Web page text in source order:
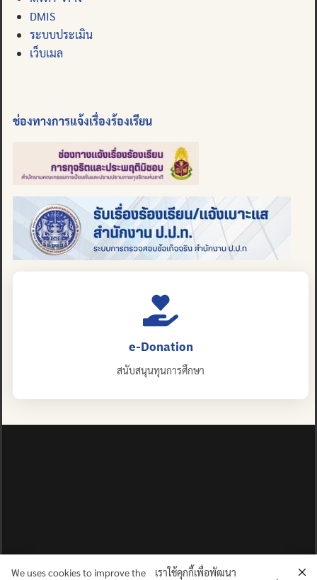
DMIS
ระบบประเมิน
เว็บเมล
ช่องทางการแจ้งเรื่องร้องเรียน
e-Donation
สนับสนุนทุนการศึกษา
We uses cookies to improve the
เราใช้คุกกี้เพื่อพัฒนา